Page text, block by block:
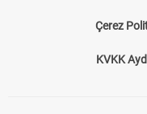
kapsamı bir rehberdir.
ve pist koşullarını
Çerez
KVKK